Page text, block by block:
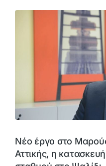
Νέο έργο στο
Αττικής, η